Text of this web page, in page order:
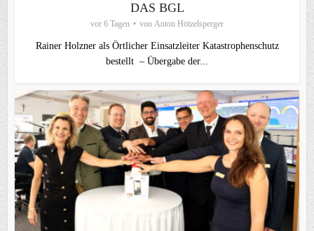
DAS BGL
vor 6 Tagen von Anton Hötzelsperger
Rainer Holzner als Örtlicher Einsatzleiter Katastrophenschutz
bestellt – Übergabe der...